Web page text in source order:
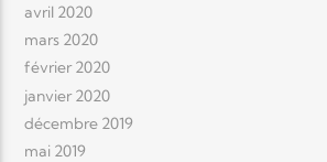
avril 2020
mars 2020
février 2020
janvier 2020
décembre 2019
mai 2019